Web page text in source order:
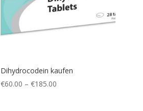
Dihydrocodein kaufen
€60.00 –€185.00